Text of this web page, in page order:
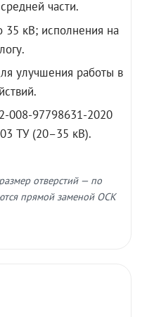
части.
35 кВ; исполнения на
улучшения работы в
008-97798631-2020
ТУ (20–35 кВ).
отверстий — по
прямой заменой ОСК